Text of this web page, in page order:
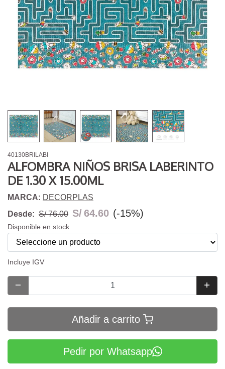
40130BRILABI
ALFOMBRA NIÑOS BRISA LABERINTO
DE 1.30 X 15.00ML
MARCA: DECORPLAS
Desde: S/ 76.00 S/64.60 (-15%)
Disponible en stock
Incluye IGV
Añadir a carrito
Pedir por Whatsapp